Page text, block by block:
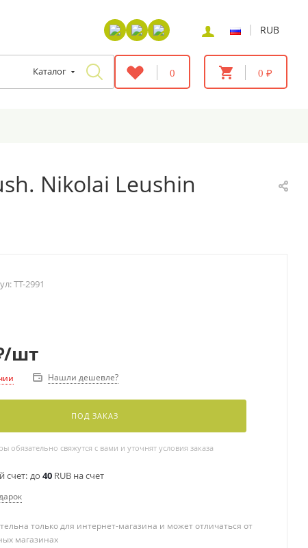
| RUB
Каталог 0 0 ₽
Nikolai Leushin
TT-2991
/шт
Нашли дешевле?
ПОД ЗАКАЗ
обязательно свяжутся с вами и уточнят условия заказа
счет: до 40RUB на счет
только для интернет-магазина и может отличаться от
магазинах